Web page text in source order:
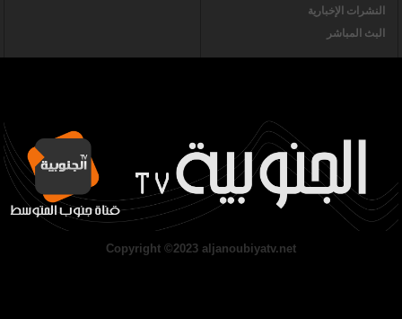
النشرات الإخبارية
البث المباشر
Copyright ©2023 aljanoubiyatv.net